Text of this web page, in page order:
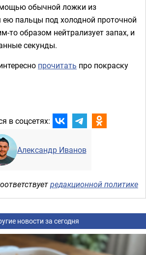
обычной ложки из
пальцы под холодной проточной
то образом нейтрализует запах, и
секунды.
прочитать про покраску
в соцсетях:
Александр Иванов
редакционной политике
новости за сегодня